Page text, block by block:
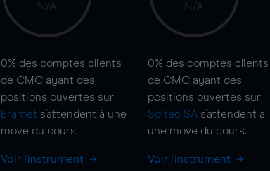
N/A
0% des comptes clients
de CMC ayant des
positions ouvertes sur
Eramet s'attendent à une
move du cours.
Voir l'instrument
N/A
0% des comptes clients
de CMC ayant des
positions ouvertes sur
Soitec SA s'attendent à
une move du cours.
Voir l'instrument